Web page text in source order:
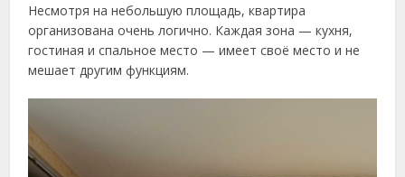
Несмотря на небольшую площадь, квартира
организована очень логично. Каждая зона — кухня,
гостиная и спальное место — имеет своё место и не
мешает другим функциям.